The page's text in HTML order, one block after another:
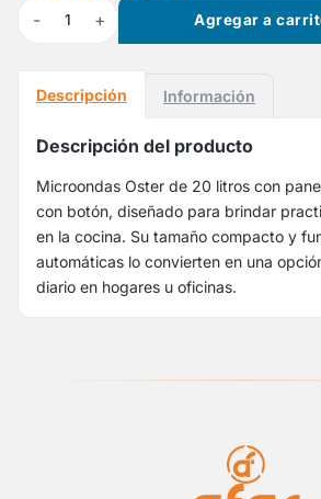
- 1 + Agregar a
Descripción Información
Descripción del producto
Microondas Oster de 20 litros con
con botón, diseñado para brindar
en la cocina. Su tamaño compacto y
automáticas lo convierten en una
diario en hogares u oficinas.